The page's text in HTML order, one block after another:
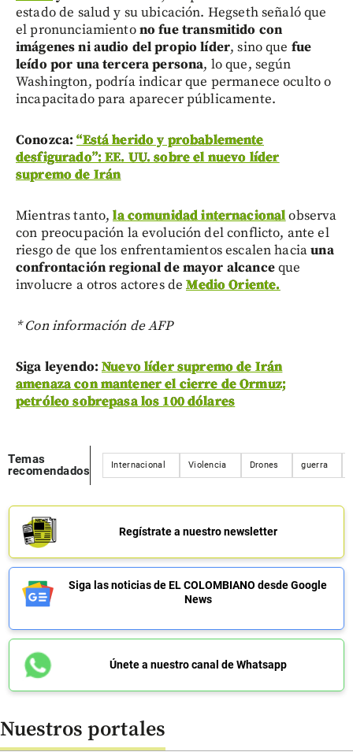
estado de salud y su ubicación. Hegseth señaló que
el pronunciamientono fue transmitido con
imágenes ni audio del propio líder, sino que fue
leído por una tercera persona, lo que, según
Washington, podría indicar que permanece oculto o
incapacitado para aparecer públicamente.
Conozca:“Está herido y probablemente
desfigurado”: EE. UU. sobre el nuevo líder
supremo de Irán
Mientras tanto,la comunidad internacionalobserva
con preocupación la evolución del conflicto, ante el
riesgo de que los enfrentamientos escalen haciauna
confrontación regional de mayor alcanceque
involucre a otros actores deMedio Oriente.
* Con información de AFP
Siga leyendo:Nuevo líder supremo de Irán
amenaza con mantener el cierre de Ormuz;
petróleo sobrepasa los 100 dólares
Temas
recomendados
Internacional Violencia Drones guerra
Regístrate a nuestro newsletter
Siga las noticias de EL COLOMBIANO desde Google
News
Únete a nuestro canal de Whatsapp
Nuestros portales